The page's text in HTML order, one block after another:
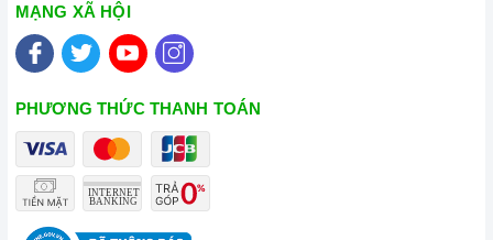
MẠNG XÃ HỘI
PHƯƠNG THỨC THANH TOÁN